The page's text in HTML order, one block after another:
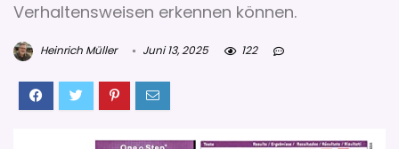
Verhaltensweisen erkennen können.
Heinrich Müller Juni 13, 2025 122